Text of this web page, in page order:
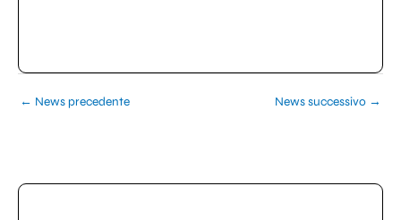
← News precedente News successivo →